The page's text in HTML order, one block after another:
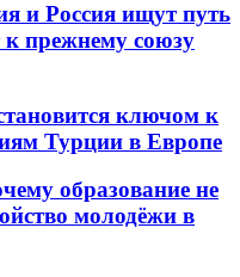
и Россия ищут путь
к прежнему союзу
ключом к
Турции в Европе
образование не
молодёжи в